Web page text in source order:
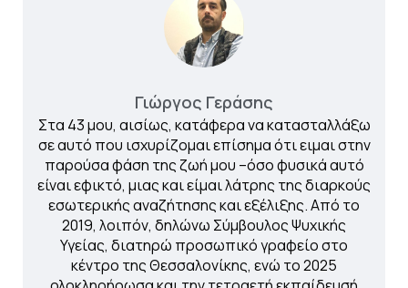
Γιώργος Γεράσης
Στα 43 μου, αισίως, κατάφερα να κατασταλλάξω
σε αυτό που ισχυρίζομαι επίσημα ότι ειμαι στην
παρούσα φάση της ζωή μου –όσο φυσικά αυτό
είναι εφικτό, μιας και είμαι λάτρης της διαρκούς
εσωτερικής αναζήτησης και εξέλιξης. Από το
2019, λοιπόν, δηλώνω Σύμβουλος Ψυχικής
Υγείας, διατηρώ προσωπικό γραφείο στο
κέντρο της Θεσσαλονίκης, ενώ το 2025